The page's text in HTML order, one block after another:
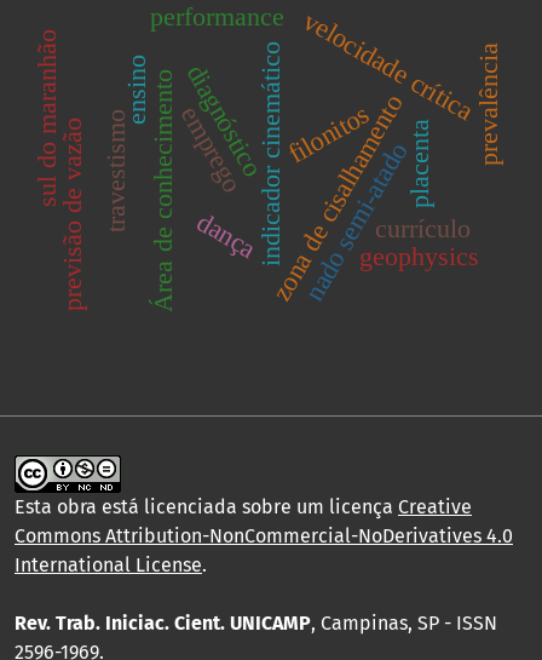
zona de cisalhamento
indicador cinemáticofilonitos
dança
ensinoÁrea de conhecimento nado semi-atado
velocidade crítica
performance
diagnóstico
geophysics
travestismo
previsão de vazão currículo
sul do maranhão prevalência
emprego placenta
Esta obra está licenciada sobre um licença Creative
Commons Attribution-NonCommercial-NoDerivatives 4.0
International License.
Rev. Trab. Iniciac. Cient. UNICAMP, Campinas, SP - ISSN
2596-1969.